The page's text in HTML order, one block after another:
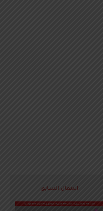
المقال السابق